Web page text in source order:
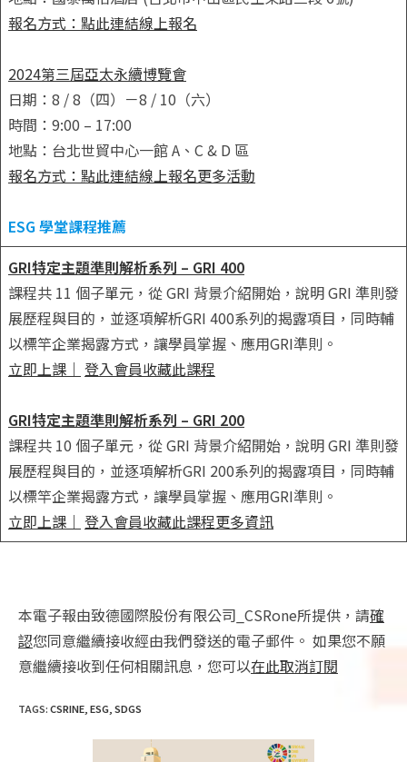
報名方式：點此連結線上報名
2024第三屆亞太永續博覽會
日期：8 / 8（四）－8 / 10（六）
時間：9:00 – 17:00
地點：台北世貿中心一館 A、C & D 區
報名方式：點此連結線上報名更多活動
ESG 學堂課程推薦
GRI特定主題準則解析系列 – GRI 400
課程共 11 個子單元，從 GRI 背景介紹開始，說明 GRI 準則發
展歷程與目的，並逐項解析GRI 400系列的揭露項目，同時輔
以標竿企業揭露方式，讓學員掌握、應用GRI準則。
立即上課 ｜ 登入會員收藏此課程
GRI特定主題準則解析系列 – GRI 200
課程共 10 個子單元，從 GRI 背景介紹開始，說明 GRI 準則發
展歷程與目的，並逐項解析GRI 200系列的揭露項目，同時輔
以標竿企業揭露方式，讓學員掌握、應用GRI準則。
立即上課 ｜ 登入會員收藏此課程更多資訊
本電子報由致德國際股份有限公司_CSRone所提供，請確
認您同意繼續接收經由我們發送的電子郵件。 如果您不願
意繼續接收到任何相關訊息，您可以在此取消訂閱
TAGS:CSRINE ESG SDGS